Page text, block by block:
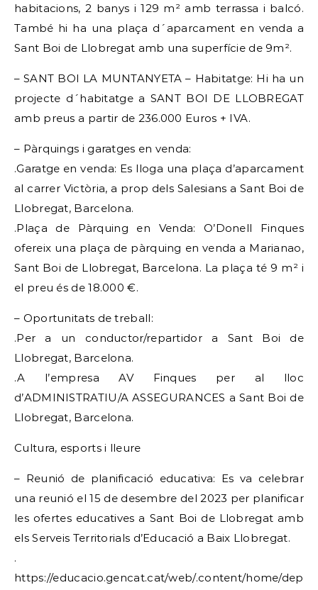
habitacions, 2 banys i 129 m² amb terrassa i balcó.
També hi ha una plaça d´aparcament en venda a
Sant Boi de Llobregat amb una superfície de 9m².
– SANT BOI LA MUNTANYETA – Habitatge: Hi ha un
projecte d´habitatge a SANT BOI DE LLOBREGAT
amb preus a partir de 236.000 Euros + IVA.
– Pàrquings i garatges en venda:
.Garatge en venda: Es lloga una plaça d’aparcament
al carrer Victòria, a prop dels Salesians a Sant Boi de
Llobregat, Barcelona.
.Plaça de Pàrquing en Venda: O’Donell Finques
ofereix una plaça de pàrquing en venda a Marianao,
Sant Boi de Llobregat, Barcelona. La plaça té 9 m² i
el preu és de 18.000 €.
– Oportunitats de treball:
.Per a un conductor/repartidor a Sant Boi de
Llobregat, Barcelona.
.A l’empresa AV Finques per al lloc
d’ADMINISTRATIU/A ASSEGURANCES a Sant Boi de
Llobregat, Barcelona.
Cultura, esports i lleure
– Reunió de planificació educativa: Es va celebrar
una reunió el 15 de desembre del 2023 per planificar
les ofertes educatives a Sant Boi de Llobregat amb
els Serveis Territorials d’Educació a Baix Llobregat.
.
https://educacio.gencat.cat/web/.content/home/